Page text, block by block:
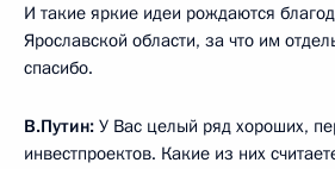
И такие яркие идеи рождаются
Ярославской области, за что им
спасибо.
В.Путин: У Вас целый ряд хороших,
инвестпроектов. Какие из них